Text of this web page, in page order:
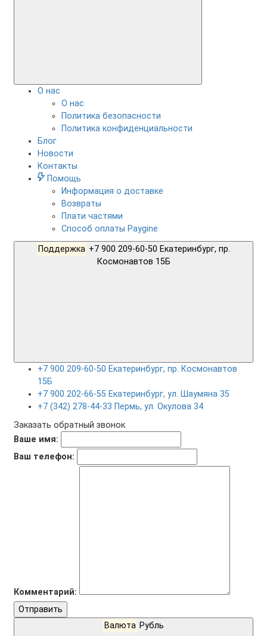
О нас
О нас
Политика безопасности
Политика конфиденциальности
Блог
Новости
Контакты
Помощь
Информация о доставке
Возвраты
Плати частями
Способ оплаты Paygine
Поддержка +7 900 209-60-50 Екатеринбург, пр.
+7 900 209-60-50 Екатеринбург, пр. Космонавтов
15Б
+7 900 202-66-55 Екатеринбург, ул. Шаумяна 35
+7 (342) 278-44-33 Пермь, ул. Окулова 34
Заказать обратный звонок
Ваше имя:
Ваш телефон:
Комментарий:
Отправить
Валюта Рубль